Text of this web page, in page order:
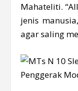
Mahateliti.
jenis
agar saling